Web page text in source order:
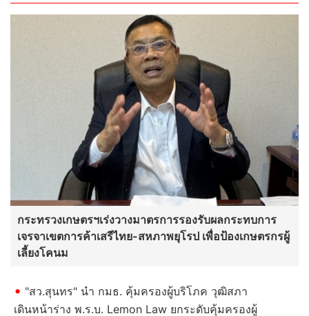
กระทรวงเกษตรฯเร่งวางมาตรการรองรับผลกระทบการ
เจรจาเขตการค้าเสรีไทย-สหภาพยุโรป เพื่อป้องเกษตรกรผู้
เลี้ยงโคนม
"สว.สุนทร" นำ กมธ. คุ้มครองผู้บริโภค วุฒิสภา
เดินหน้าร่าง พ.ร.บ. Lemon Law ยกระดับคุ้มครองผู้